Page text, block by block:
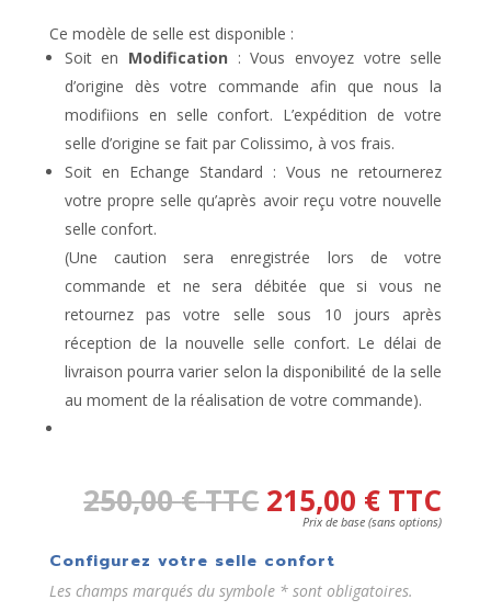
Ce modèle de selle est disponible :
Soit en Modification : Vous envoyez votre selle
d’origine dès votre commande afin que nous la
modifiions en selle confort. L’expédition de votre
selle d’origine se fait par Colissimo, à vos frais.
Soit en Echange Standard : Vous ne retournerez
votre propre selle qu’après avoir reçu votre nouvelle
selle confort.
(Une caution sera enregistrée lors de votre
commande et ne sera débitée que si vous ne
retournez pas votre selle sous 10 jours après
réception de la nouvelle selle confort. Le délai de
livraison pourra varier selon la disponibilité de la selle
au moment de la réalisation de votre commande).
250,00€TTC 215,00 € TTC
Prix de base (sans options)
Configurez votre selle confort
Les champs marqués du symbole * sont obligatoires.